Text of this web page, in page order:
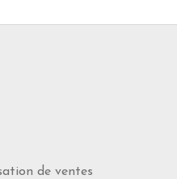
de ventes